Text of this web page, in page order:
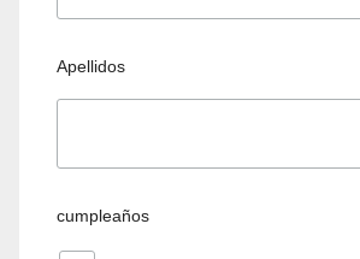
Apellidos
cumpleaños